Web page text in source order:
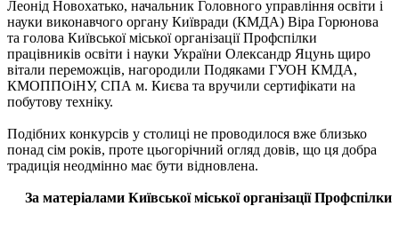
Леонід Новохатько, начальник Головного управління освіти і
науки виконавчого органу Київради (КМДА) Віра Горюнова
та голова Київської міської організації Профспілки
працівників освіти і науки України Олександр Яцунь щиро
вітали переможців, нагородили Подяками ГУОН КМДА,
КМОППОіНУ, СПА м. Києва та вручили сертифікати на
побутову техніку.
Подібних конкурсів у столиці не проводилося вже близько
понад сім років, проте цьогорічний огляд довів, що ця добра
традиція неодмінно має бути відновлена.
За матеріалами Київської міської організації Профспілки